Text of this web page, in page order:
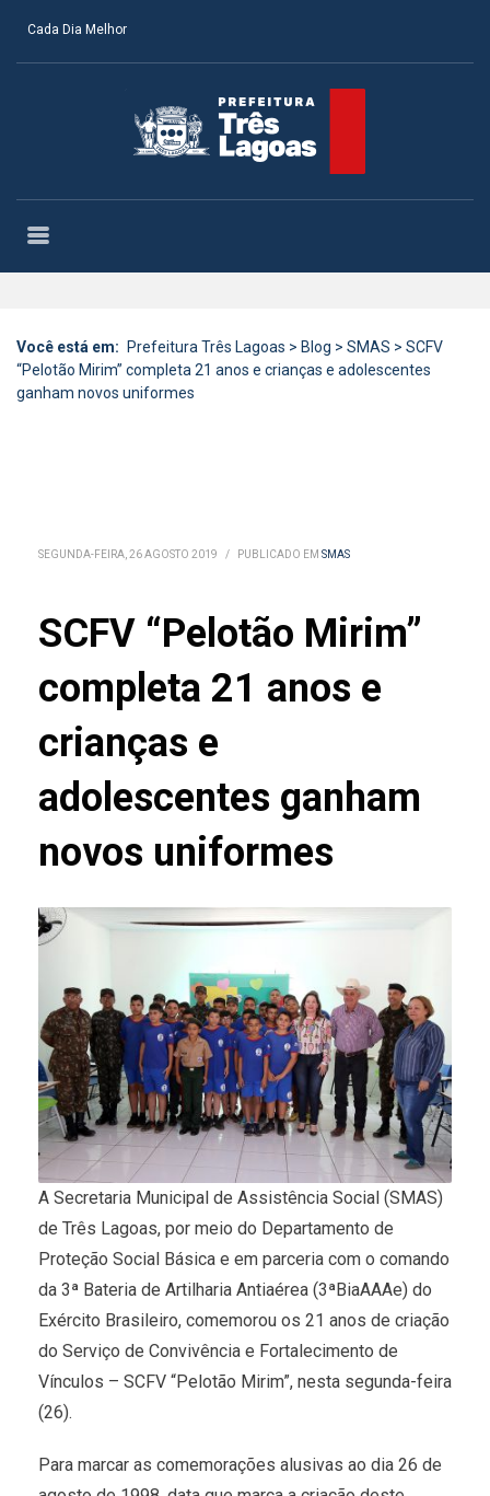
Cada Dia Melhor
Você está em: Prefeitura Três Lagoas > Blog > SMAS > SCFV
“Pelotão Mirim” completa 21 anos e crianças e adolescentes
ganham novos uniformes
SEGUNDA-FEIRA, 26 AGOSTO 2019 / PUBLICADO EM SMAS
SCFV “Pelotão Mirim”
completa 21 anos e
crianças e
adolescentes ganham
novos uniformes
A Secretaria Municipal de Assistência Social (SMAS)
de Três Lagoas, por meio do Departamento de
Proteção Social Básica e em parceria com o comando
da 3ª Bateria de Artilharia Antiaérea (3ªBiaAAAe) do
Exército Brasileiro, comemorou os 21 anos de criação
do Serviço de Convivência e Fortalecimento de
Vínculos – SCFV “Pelotão Mirim”, nesta segunda-feira
(26).
Para marcar as comemorações alusivas ao dia 26 de